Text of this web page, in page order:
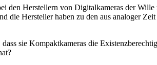
den Herstellern von Digitalkameras der
die Hersteller haben zu den aus analoger
sie Kompaktkameras die